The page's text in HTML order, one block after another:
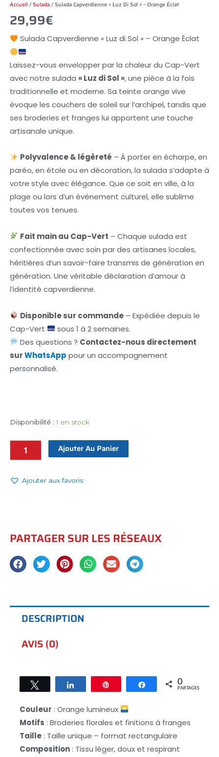
Accueil /Sulada/ Sulada Capverdienne « Luz Di Sol » – Orange Éclat
29,99€
Sulada Capverdienne « Luz di Sol » – Orange Éclat
Laissez-vous envelopper par la chaleur du Cap-Vert
avec notre sulada « Luz di Sol », une pièce à la fois
traditionnelle et moderne. Sa teinte orange vive
évoque les couchers de soleil sur l’archipel, tandis que
ses broderies et franges lui apportent une touche
artisanale unique.
Polyvalence & légèreté – À porter en écharpe, en
paréo, en étole ou en décoration, la sulada s’adapte à
votre style avec élégance. Que ce soit en ville, à la
plage ou lors d’un événement culturel, elle sublime
toutes vos tenues.
Fait main au Cap-Vert – Chaque sulada est
confectionnée avec soin par des artisanes locales,
héritières d’un savoir-faire transmis de génération en
génération. Une véritable déclaration d’amour à
l’identité capverdienne.
Disponible sur commande – Expédiée depuis le
Cap-Vert
sous 1 à 2 semaines.
Des questions ? Contactez-nous directement
surWhatsApp pour un accompagnement
personnalisé.
Disponibilité : 1 en stock
Ajouter Au Panier
Ajouter aux favoris
PARTAGER SUR LES RÉSEAUX
DESCRIPTION
AVIS (0)
Tweetez Partagez Partagez 0
PARTAGES
Couleur : Orange lumineux
Motifs : Broderies florales et finitions à franges
Taille: Taille unique – format rectangulaire
Composition: Tissu léger, doux et respirant